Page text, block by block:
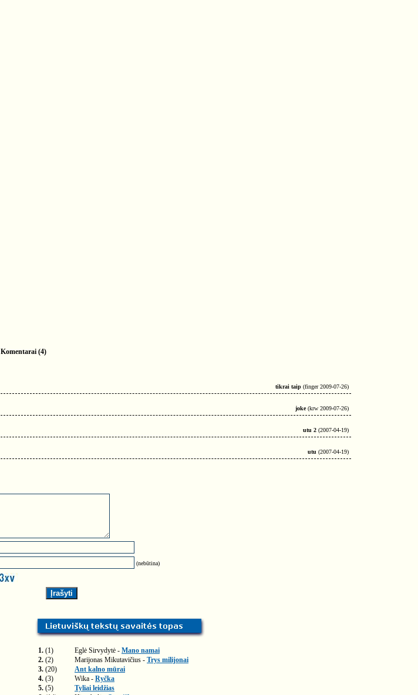
Komentarai (4)
tikrai taip (finger 2009-07-26)
joke(krw 2009-07-26)
utu 2 (2007-04-19)
utu (2007-04-19)
(nebūtina)
1. (1) Eglė Sirvydytė - Mano namai
2. (2) Marijonas Mikutavičius - Trys milijonai
3. (20)
Ant kalno mūrai
4. (3) Wika - Ryčka
5. (5)
Tyliai leidžias